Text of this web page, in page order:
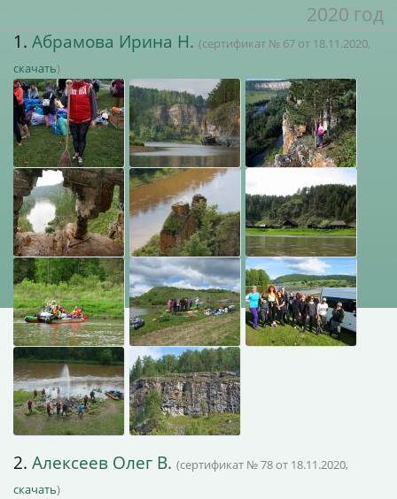
2020 год
1. Абрамова Ирина Н. (сертификат № 67 от 18.11.2020,
скачать)
2. Алексеев Олег В. (сертификат № 78 от 18.11.2020,
скачать)